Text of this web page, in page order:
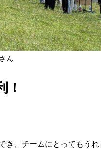
ん
！
、チームにとってもうれ